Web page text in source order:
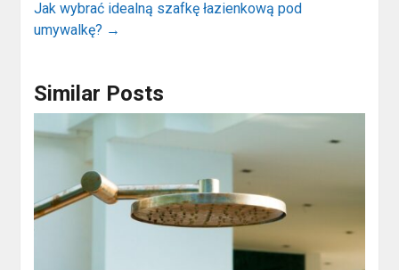
Jak wybrać idealną szafkę łazienkową pod
umywalkę? →
Similar Posts